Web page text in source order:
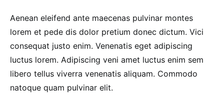
Aenean eleifend ante maecenas pulvinar montes
lorem et pede dis dolor pretium donec dictum. Vici
consequat justo enim. Venenatis eget adipiscing
luctus lorem. Adipiscing veni amet luctus enim sem
libero tellus viverra venenatis aliquam. Commodo
natoque quam pulvinar elit.